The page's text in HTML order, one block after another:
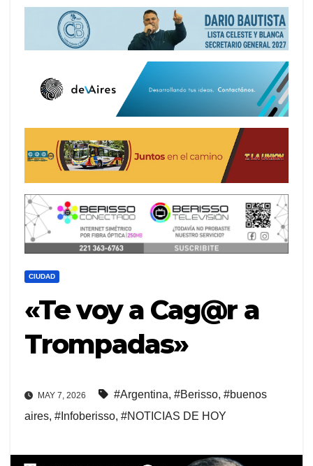
CIUDAD
«Te voy a Cag@r a
Trompadas»
MAY 7, 2026 #Argentina, #Berisso, #buenos
aires, #Infoberisso, #NOTICIAS DE HOY